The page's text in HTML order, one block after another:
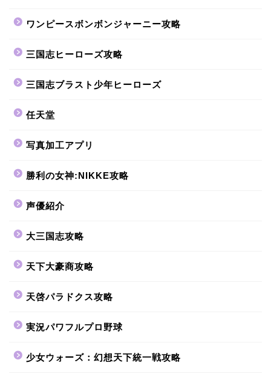
ワンピースボンボンジャーニー攻略
三国志ヒーローズ攻略
三国志ブラスト少年ヒーローズ
任天堂
写真加工アプリ
勝利の女神:NIKKE攻略
声優紹介
大三国志攻略
天下大豪商攻略
天啓パラドクス攻略
実況パワフルプロ野球
少女ウォーズ：幻想天下統一戦攻略